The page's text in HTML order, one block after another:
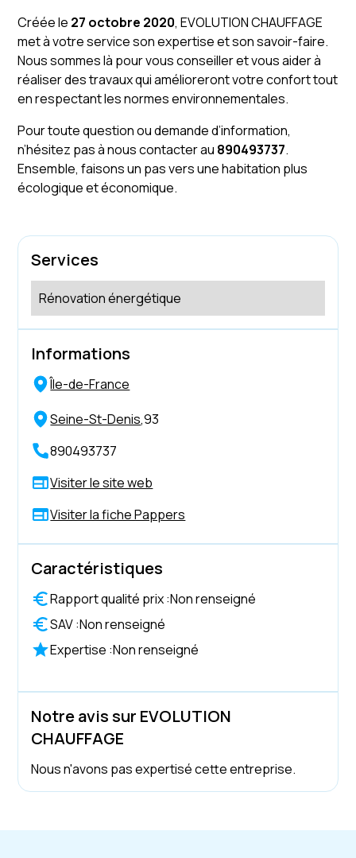
Créée le 27 octobre 2020, EVOLUTION CHAUFFAGE
met à votre service son expertise et son savoir-faire.
Nous sommes là pour vous conseiller et vous aider à
réaliser des travaux qui amélioreront votre confort tout
en respectant les normes environnementales.
Pour toute question ou demande d’information,
n’hésitez pas à nous contacter au 890493737.
Ensemble, faisons un pas vers une habitation plus
écologique et économique.
Services
Rénovation énergétique
Informations
Île-de-France
Seine-St-Denis,93
890493737
Visiter le site web
Visiter la fiche Pappers
Caractéristiques
Rapport qualité prix :Non renseigné
SAV :Non renseigné
Expertise :Non renseigné
Notre avis sur EVOLUTION
CHAUFFAGE
Nous n'avons pas expertisé cette entreprise.